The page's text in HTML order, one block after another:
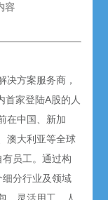
容
决方案服务商，
首家登陆A股的人
在中国、新加
澳大利亚等全球
员工。通过构
细分行业及领域